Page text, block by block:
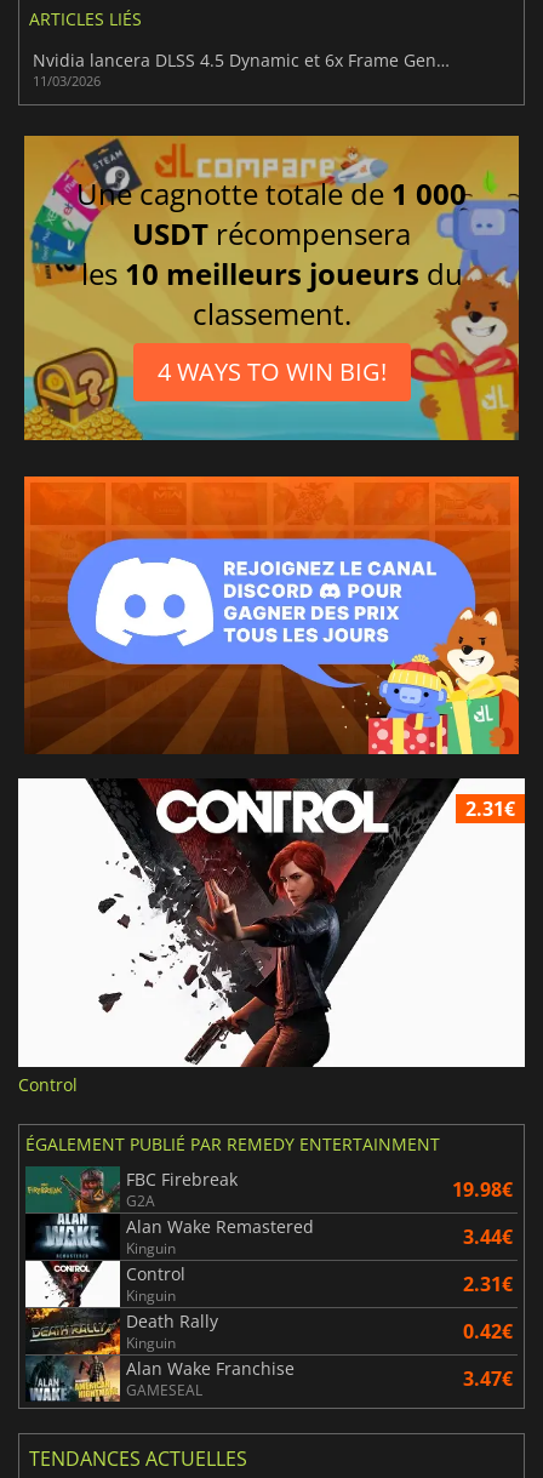
ARTICLES LIÉS
Nvidia lancera DLSS 4.5 Dynamic et 6x Frame Generation dans le courant du mois
11/03/2026
Une cagnotte totale de 1 000
USDT récompensera
les 10 meilleurs joueurs du
classement.
4 WAYS TO WIN BIG!
2.31€
Control
ÉGALEMENT PUBLIÉ PAR REMEDY ENTERTAINMENT
FBC Firebreak
G2A 19.98€
Alan Wake Remastered
Kinguin 3.44€
Control
Kinguin 2.31€
Death Rally
Kinguin 0.42€
Alan Wake Franchise
GAMESEAL 3.47€
TENDANCES ACTUELLES